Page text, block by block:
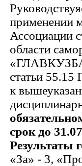
применении
Ассоциации
области
статьи 55.15
к
срок до
Результаты
«За» - 3,